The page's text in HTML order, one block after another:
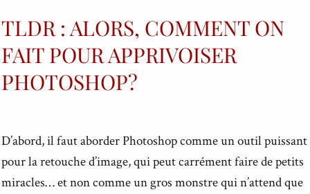
TLDR : ALORS, COMMENT ON
FAIT POUR APPRIVOISER
PHOTOSHOP?
D’abord, il faut aborder Photoshop comme un outil puissant
pour la retouche d’image, qui peut carrément faire de petits
miracles… et non comme un gros monstre qui n’attend que